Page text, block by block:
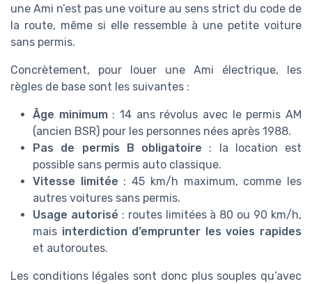
une Ami n’est pas une voiture au sens strict du code de
la route, même si elle ressemble à une petite voiture
sans permis.
Concrètement, pour louer une Ami électrique, les
règles de base sont les suivantes :
Âge minimum: 14 ans révolus avec le permis AM
(ancien BSR) pour les personnes nées après 1988.
Pas de permis B obligatoire : la location est
possible sans permis auto classique.
Vitesse limitée : 45 km/h maximum, comme les
autres voitures sans permis.
Usage autorisé : routes limitées à 80 ou 90 km/h,
mais interdiction d’emprunter les voies rapides
et autoroutes.
Les conditions légales sont donc plus souples qu’avec